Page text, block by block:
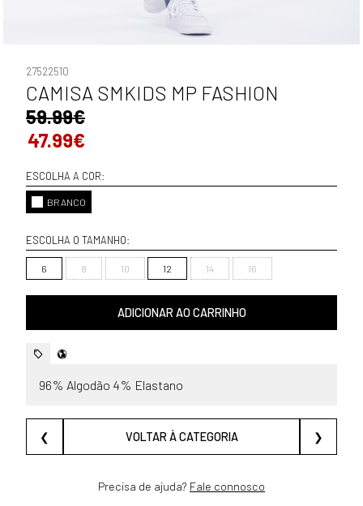
27522510
CAMISA SMKIDS MP FASHION
59.99€
47.99€
ESCOLHA A COR:
BRANCO
ESCOLHA O TAMANHO:
6 8 10 12 14 16
ADICIONAR AO CARRINHO
96% Algodão 4% Elastano
❮ VOLTAR À CATEGORIA ❯
Precisa de ajuda? Fale connosco